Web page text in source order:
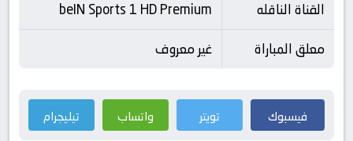
القناة الناقله
beIN Sports 1 HD Premium
معلق المباراة
غير معروف
فيسبوك تويتر واتساب تيليجرام